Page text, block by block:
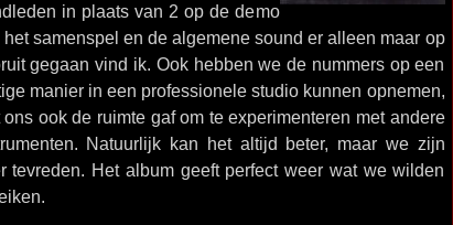
in plaats van 2 op de demo
het samenspel en de algemene sound er alleen maar op
gegaan vind ik. Ook hebben we de nummers op een
manier in een professionele studio kunnen opnemen,
ons ook de ruimte gaf om te experimenteren met andere
Natuurlijk kan het altijd beter, maar we zijn
tevreden. Het album geeft perfect weer wat we wilden